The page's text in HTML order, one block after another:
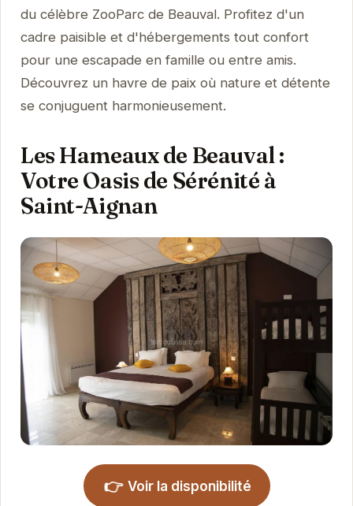
du célèbre ZooParc de Beauval. Profitez d'un
cadre paisible et d'hébergements tout confort
pour une escapade en famille ou entre amis.
Découvrez un havre de paix où nature et détente
se conjuguent harmonieusement.
Les Hameaux de Beauval :
Votre Oasis de Sérénité à
Saint-Aignan
👉 Voir la disponibilité